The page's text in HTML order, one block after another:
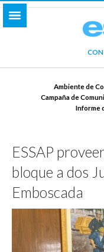
Ambiente de
Campaña de
Informe
ESSAP
bloque a dos
Emboscada